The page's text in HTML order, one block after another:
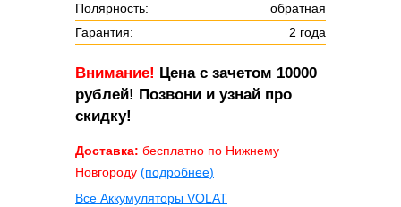
Полярность:
обратная
Гарантия:
2 года
Внимание! Цена с зачетом 10000
рублей! Позвони и узнай про
скидку!
Доставка: бесплатно по Нижнему
Новгороду (подробнее)
Все Аккумуляторы VOLAT